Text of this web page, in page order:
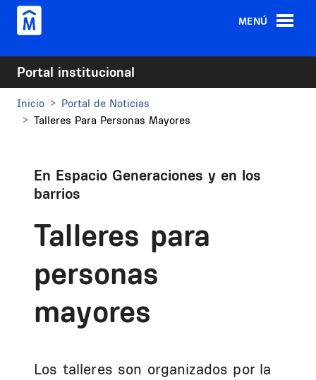
Pasar al contenido principal
MENÚ
Portal institucional
Inicio
Portal de Noticias
Talleres Para Personas Mayores
En Espacio Generaciones y en los
barrios
Talleres para
personas
mayores
Los talleres son organizados por la